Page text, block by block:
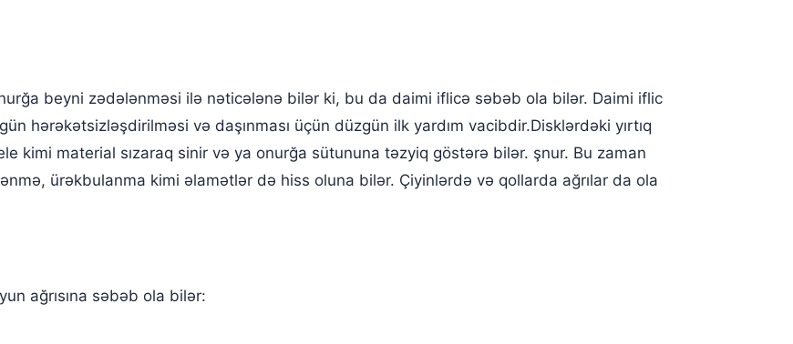
beyni zədələnməsi ilə nəticələnə bilər ki, bu da daimi iflicə səbəb ola bilər. Daimi iflic
hərəkətsizləşdirilməsi və daşınması üçün düzgün ilk yardım vacibdir.Disklərdəki yırtıq
kimi material sızaraq sinir və ya onurğa sütununa təzyiq göstərə bilər. şnur. Bu zaman
ürəkbulanma kimi əlamətlər də hiss oluna bilər. Çiyinlərdə və qollarda ağrılar da ola
ağrısına səbəb ola bilər: